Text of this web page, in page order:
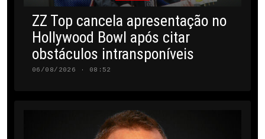
ZZ Top cancela apresentação no
Hollywood Bowl após citar
obstáculos intransponíveis
06/08/2026 · 08:52